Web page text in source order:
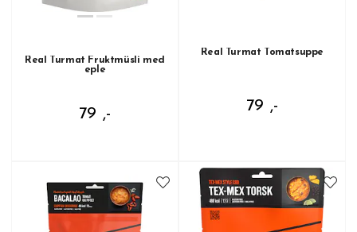
Real Turmat Fruktmüsli med
eple
79 ,-
Real Turmat Tomatsuppe
79 ,-